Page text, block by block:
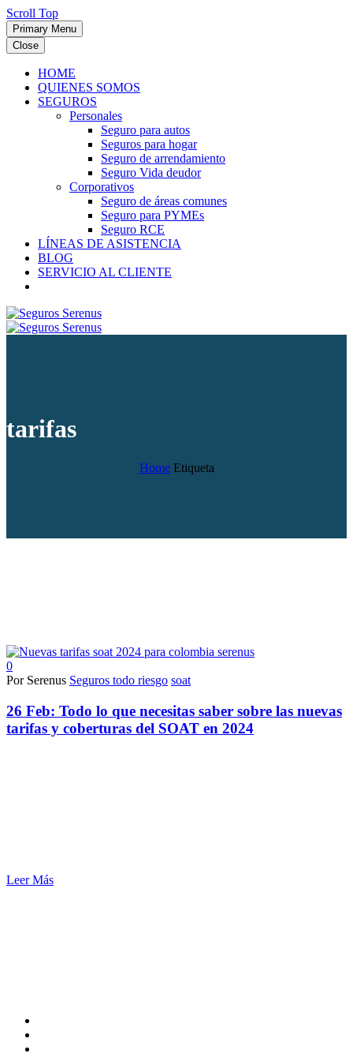
Scroll Top
Primary Menu
Close
HOME
QUIENES SOMOS
SEGUROS
Personales
Seguro para autos
Seguros para hogar
Seguro de arrendamiento
Seguro Vida deudor
Corporativos
Seguro de áreas comunes
Seguro para PYMEs
Seguro RCE
LÍNEAS DE ASISTENCIA
BLOG
SERVICIO AL CLIENTE
tarifas
Home Etiqueta
0
Por Serenus Seguros todo riesgo soat
26 Feb: Todo lo que necesitas saber sobre las nuevas
tarifas y coberturas del SOAT en 2024
Leer Más